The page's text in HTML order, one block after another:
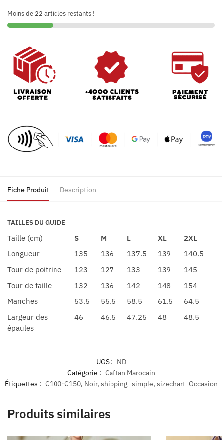
Moins de 22 articles restants !
Fiche Produit Description
TAILLES DU GUIDE
Taille (cm) S M L XL
2XL
Longueur
135 136 137.5 139
140.5
Tour de poitrine
123 127 133 139
145
Tour de taille
132 136 142 148
154
Manches
53.5 55.5 58.5 61.5
64.5
Largeur des
épaules
46 46.5 47.25 48 48.5
UGS : ND
Catégorie : Caftan Marocain
Étiquettes : €100-€150, Noir, shipping_simple, sizechart_Occasion
Produits similaires